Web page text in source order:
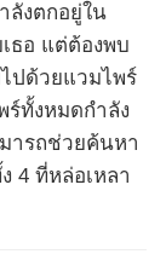
ลังตกอยู่ใน
ธอ แต่ต้องพบ
ปด้วยแวมไพร์
ร์ทั้งหมดกำลัง
ารถช่วยค้นหา
4 ที่หล่อเหลา